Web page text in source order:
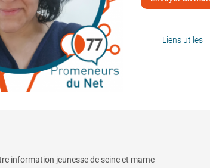
Liens utiles
information jeunesse de seine et marne